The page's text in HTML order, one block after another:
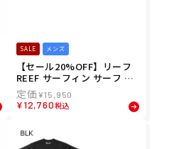
SALE メンズ
【セール20%OFF】リーフ
REEF サーフィン サーフ ス
ポーツサンダル 靴 MONTAU
K CJ6723-OLBK メンズ 男
性 25SP 春夏
¥15,950
¥12,760税込